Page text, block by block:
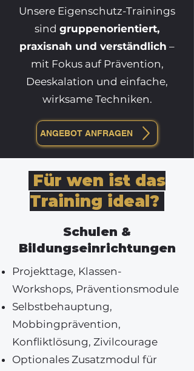
Unsere Eigenschutz-Trainings
sind gruppenorientiert,
praxisnah und verständlich –
mit Fokus auf Prävention,
Deeskalation und einfache,
wirksame Techniken.
ANGEBOT ANFRAGEN
Für wen ist das
Training ideal?
Schulen &
Bildungseinrichtungen
Projekttage, Klassen-
Workshops, Präventionsmodule
Selbstbehauptung,
Mobbingprävention,
Konfliktlösung, Zivilcourage
Optionales Zusatzmodul für